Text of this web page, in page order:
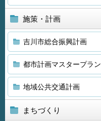
施策・計画
吉川市総合振興計画
都市計画マスタープラン
地域公共交通計画
まちづくり